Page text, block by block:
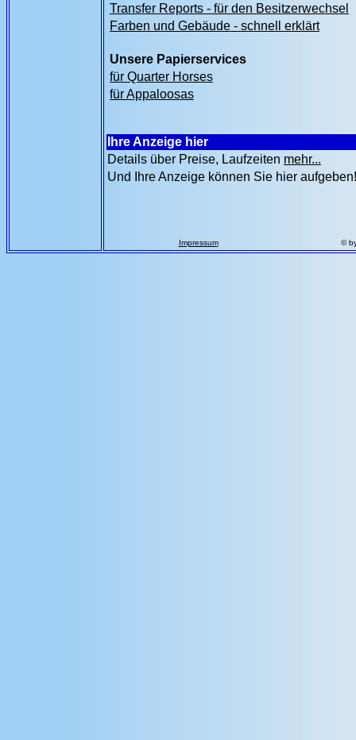
Transfer Reports - für den Besitzerwechsel
Farben und Gebäude - schnell erklärt
Unsere Papierservices
für Quarter Horses
für Appaloosas
Ihre Anzeige hier
Details über Preise, Laufzeiten mehr...
Und Ihre Anzeige können Sie hier aufgeben!
Impressum ©